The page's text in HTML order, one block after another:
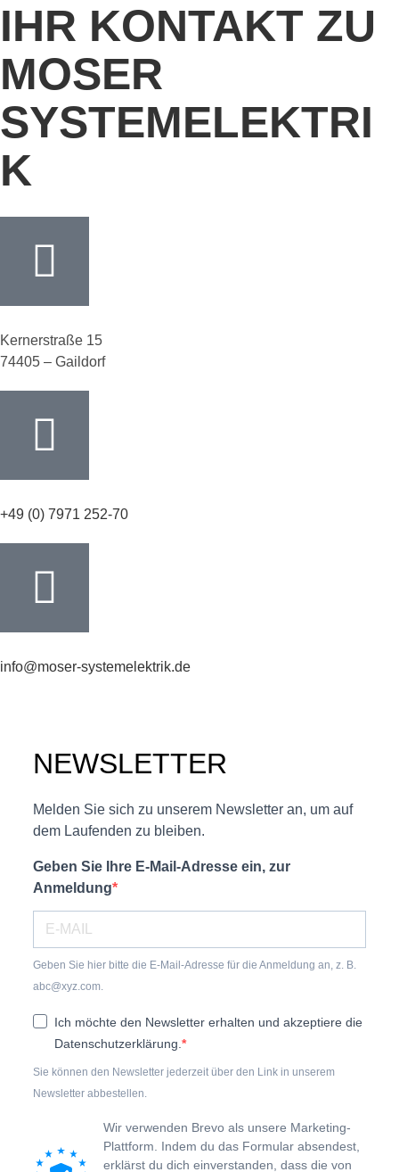
IHR KONTAKT ZU
MOSER
SYSTEMELEKTRI
K
Kernerstraße 15
74405 – Gaildorf
+49 (0) 7971 252-70
info@moser-systemelektrik.de
NEWSLETTER
Melden Sie sich zu unserem Newsletter an, um auf
dem Laufenden zu bleiben.
Geben Sie Ihre E-Mail-Adresse ein, zur
Anmeldung
Geben Sie hier bitte die E-Mail-Adresse für die Anmeldung an, z. B.
abc@xyz.com.
Ich möchte den Newsletter erhalten und akzeptiere die
Datenschutzerklärung.
Sie können den Newsletter jederzeit über den Link in unserem
Newsletter abbestellen.
Wir verwenden Brevo als unsere Marketing-
Plattform. Indem du das Formular absendest,
erklärst du dich einverstanden, dass die von